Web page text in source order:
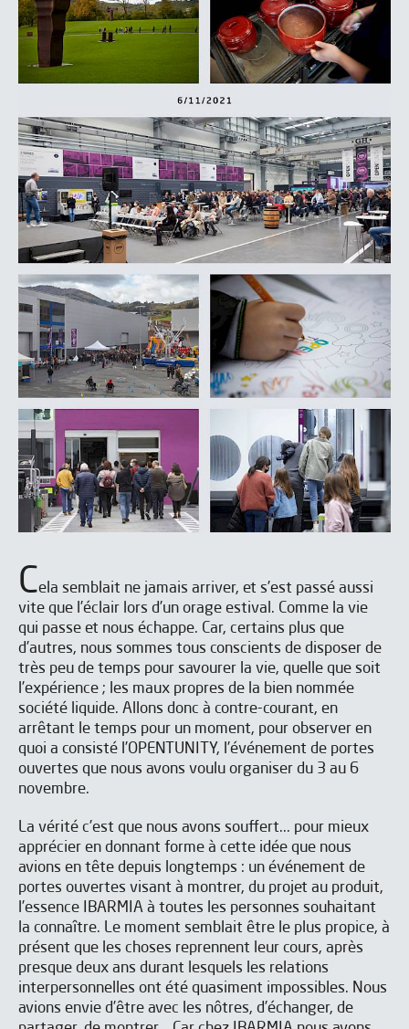
Cela semblait ne jamais arriver, et s’est passé aussi
vite que l’éclair lors d’un orage estival. Comme la vie
qui passe et nous échappe. Car, certains plus que
d’autres, nous sommes tous conscients de disposer de
très peu de temps pour savourer la vie, quelle que soit
l’expérience ; les maux propres de la bien nommée
société liquide. Allons donc à contre-courant, en
arrêtant le temps pour un moment, pour observer en
quoi a consisté l’OPENTUNITY, l’événement de portes
ouvertes que nous avons voulu organiser du 3 au 6
novembre.
La vérité c’est que nous avons souffert... pour mieux
apprécier en donnant forme à cette idée que nous
avions en tête depuis longtemps : un événement de
portes ouvertes visant à montrer, du projet au produit,
l’essence IBARMIA à toutes les personnes souhaitant
la connaître. Le moment semblait être le plus propice, à
présent que les choses reprennent leur cours, après
presque deux ans durant lesquels les relations
interpersonnelles ont été quasiment impossibles. Nous
avions envie d’être avec les nôtres, d’échanger, de